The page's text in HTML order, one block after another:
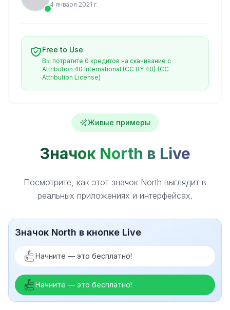
4 января 2021 г.
Free to Use
Вы потратите 0 кредитов на скачивание с
Attribution 40 International (CC BY 40) (CC
Attribution License)
Живые примеры
Значок North в Live
Посмотрите, как этот значок North выглядит в
реальных приложениях и интерфейсах.
Значок North в кнопке Live
Начните — это бесплатно!
Начните — это бесплатно!